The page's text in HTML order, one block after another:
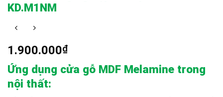
KD.M1NM
1.900.000₫
Ứng dụng cửa gỗ MDF Melamine trong
nội thất: